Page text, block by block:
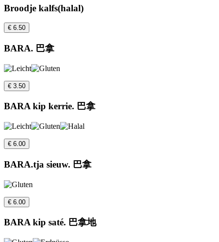
Broodje kalfs(halal)
€ 6.50
BARA. 巴拿
€ 3.50
BARA kip kerrie. 巴拿
€ 6.00
BARA.tja sieuw. 巴拿
€ 6.00
BARA kip saté. 巴拿地